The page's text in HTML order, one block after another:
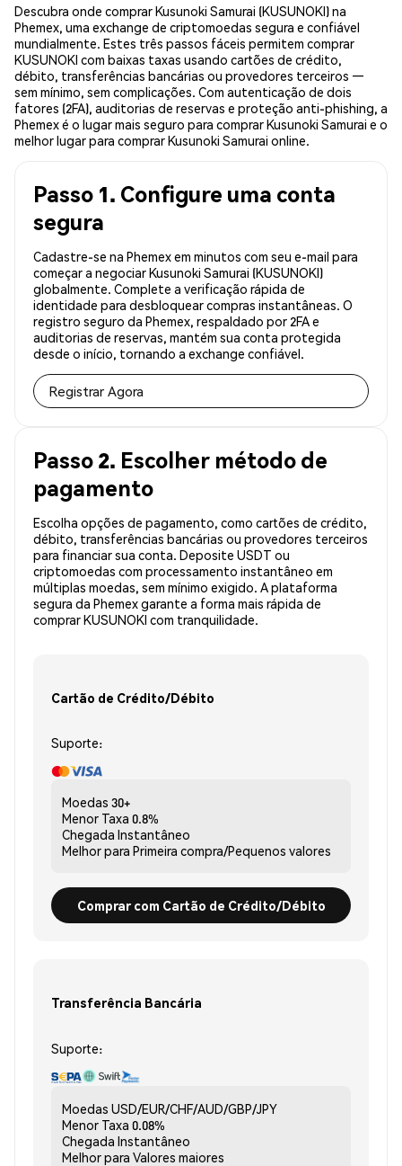
Descubra onde comprar Kusunoki Samurai (KUSUNOKI) na
Phemex, uma exchange de criptomoedas segura e confiável
mundialmente. Estes três passos fáceis permitem comprar
KUSUNOKI com baixas taxas usando cartões de crédito,
débito, transferências bancárias ou provedores terceiros —
sem mínimo, sem complicações. Com autenticação de dois
fatores (2FA), auditorias de reservas e proteção anti-phishing, a
Phemex é o lugar mais seguro para comprar Kusunoki Samurai e o
melhor lugar para comprar Kusunoki Samurai online.
Passo 1. Configure uma conta
segura
Cadastre-se na Phemex em minutos com seu e-mail para
começar a negociar Kusunoki Samurai (KUSUNOKI)
globalmente. Complete a verificação rápida de
identidade para desbloquear compras instantâneas. O
registro seguro da Phemex, respaldado por 2FA e
auditorias de reservas, mantém sua conta protegida
desde o início, tornando a exchange confiável.
Registrar Agora
Passo 2. Escolher método de
pagamento
Escolha opções de pagamento, como cartões de crédito,
débito, transferências bancárias ou provedores terceiros
para financiar sua conta. Deposite USDT ou
criptomoedas com processamento instantâneo em
múltiplas moedas, sem mínimo exigido. A plataforma
segura da Phemex garante a forma mais rápida de
comprar KUSUNOKI com tranquilidade.
Cartão de Crédito/Débito
Suporte:
Moedas 30+
Menor Taxa 0.8%
Chegada Instantâneo
Melhor para Primeira compra/Pequenos valores
Comprar com Cartão de Crédito/Débito
Transferência Bancária
Suporte:
Moedas USD/EUR/CHF/AUD/GBP/JPY
Menor Taxa 0.08%
Chegada Instantâneo
Melhor para Valores maiores